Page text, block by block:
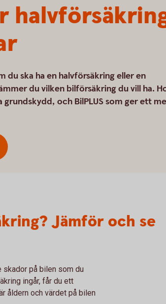
du ska ha en halvförsäkring eller en
du vilken bilförsäkring du vill ha.
grundskydd, och BilPLUS som ger ett
Jämför och se
skador på bilen som du
ingår, får du ett
åldern och värdet på bilen